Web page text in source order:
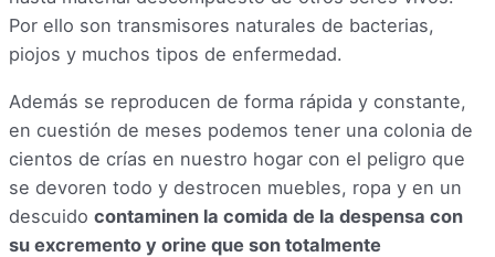
Por ello son transmisores naturales de bacterias,
piojos y muchos tipos de enfermedad.
Además se reproducen de forma rápida y constante,
en cuestión de meses podemos tener una colonia de
cientos de crías en nuestro hogar con el peligro que
se devoren todo y destrocen muebles, ropa y en un
descuido contaminen la comida de la despensa con
su excremento y orine que son totalmente